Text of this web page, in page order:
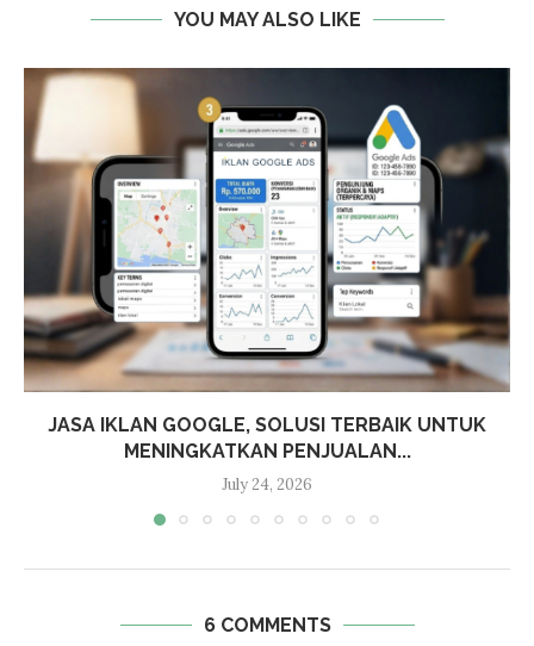
YOU MAY ALSO LIKE
JASA IKLAN GOOGLE, SOLUSI TERBAIK UNTUK
MENINGKATKAN PENJUALAN...
July 24, 2026
6 COMMENTS